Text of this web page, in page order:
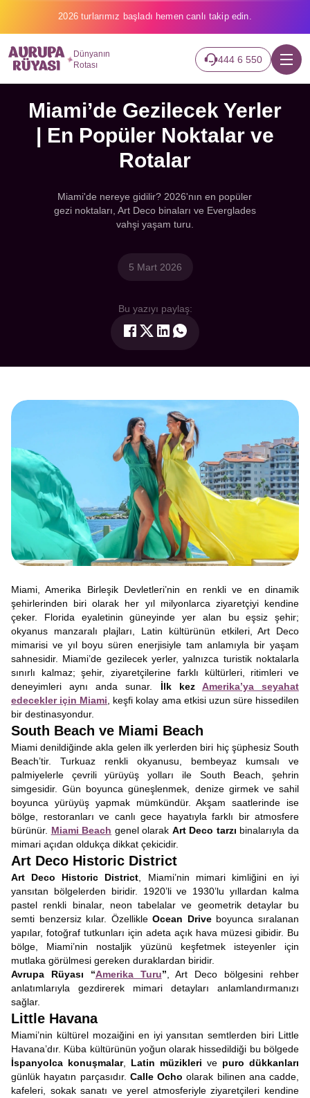
2026 turlarımız başladı hemen canlı takip edin.
Dünyanın
Rotası
444 6 550
Miami’de Gezilecek Yerler
| En Popüler Noktalar ve
Rotalar
Miami'de nereye gidilir? 2026'nın en popüler
gezi noktaları, Art Deco binaları ve Everglades
vahşi yaşam turu.
5 Mart 2026
Bu yazıyı paylaş:
Miami, Amerika Birleşik Devletleri’nin en renkli ve en dinamik
şehirlerinden biri olarak her yıl milyonlarca ziyaretçiyi kendine
çeker. Florida eyaletinin güneyinde yer alan bu eşsiz şehir;
okyanus manzaralı plajları, Latin kültürünün etkileri, Art Deco
mimarisi ve yıl boyu süren enerjisiyle tam anlamıyla bir yaşam
sahnesidir. Miami’de gezilecek yerler, yalnızca turistik noktalarla
sınırlı kalmaz; şehir, ziyaretçilerine farklı kültürleri, ritimleri ve
deneyimleri aynı anda sunar. İlk kez Amerika’ya seyahat
edecekler için Miami , keşfi kolay ama etkisi uzun süre hissedilen
bir destinasyondur.
South Beach ve Miami Beach
Miami denildiğinde akla gelen ilk yerlerden biri hiç şüphesiz South
Beach’tir. Turkuaz renkli okyanusu, bembeyaz kumsalı ve
palmiyelerle çevrili yürüyüş yolları ile South Beach, şehrin
simgesidir. Gün boyunca güneşlenmek, denize girmek ve sahil
boyunca yürüyüş yapmak mümkündür. Akşam saatlerinde ise
bölge, restoranları ve canlı gece hayatıyla farklı bir atmosfere
bürünür. Miami Beach genel olarak Art Deco tarzı binalarıyla da
mimari açıdan oldukça dikkat çekicidir.
Art Deco Historic District
Art Deco Historic District , Miami’nin mimari kimliğini en iyi
yansıtan bölgelerden biridir. 1920’li ve 1930’lu yıllardan kalma
pastel renkli binalar, neon tabelalar ve geometrik detaylar bu
semti benzersiz kılar. ÖzellikleOcean Driveboyunca sıralanan
yapılar, fotoğraf tutkunları için adeta açık hava müzesi gibidir. Bu
bölge, Miami’nin nostaljik yüzünü keşfetmek isteyenler için
mutlaka görülmesi gereken duraklardan biridir.
Avrupa Rüyası “Amerika Turu” , Art Deco bölgesini rehber
anlatımlarıyla gezdirerek mimari detayları anlamlandırmanızı
sağlar.
Little Havana
Miami’nin kültürel mozaiğini en iyi yansıtan semtlerden biri Little
Havana’dır. Küba kültürünün yoğun olarak hissedildiği bu bölgede
İspanyolca konuşmalar, Latin müzikleri ve puro dükkanları
günlük hayatın parçasıdır. Calle Ocho olarak bilinen ana cadde,
kafeleri, sokak sanatı ve yerel atmosferiyle ziyaretçileri kendine